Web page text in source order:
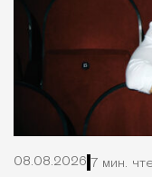
08.08.2026 7 мин.